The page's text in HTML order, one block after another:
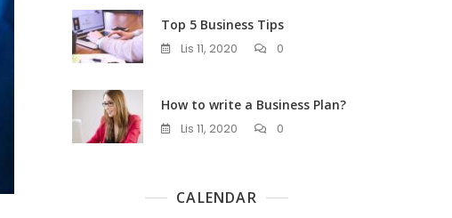
Top 5 Business Tips
Lis 11, 2020
0
How to write a Business Plan?
Lis 11, 2020
0
CALENDAR